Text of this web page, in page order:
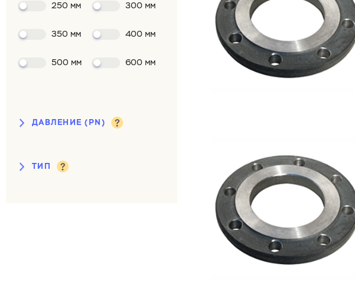
250 мм 300 мм
350 мм 400 мм
500 мм 600 мм
ДАВЛЕНИЕ (PN)
ТИП